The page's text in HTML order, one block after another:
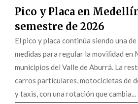
Pico y Placa en
semestre de 2026
El pico y placa continúa siendo una
medidas para regular la movilidad en
municipios del Valle de Aburrá. La
carros particulares, motocicletas de
y taxis, con una rotación que cambia...